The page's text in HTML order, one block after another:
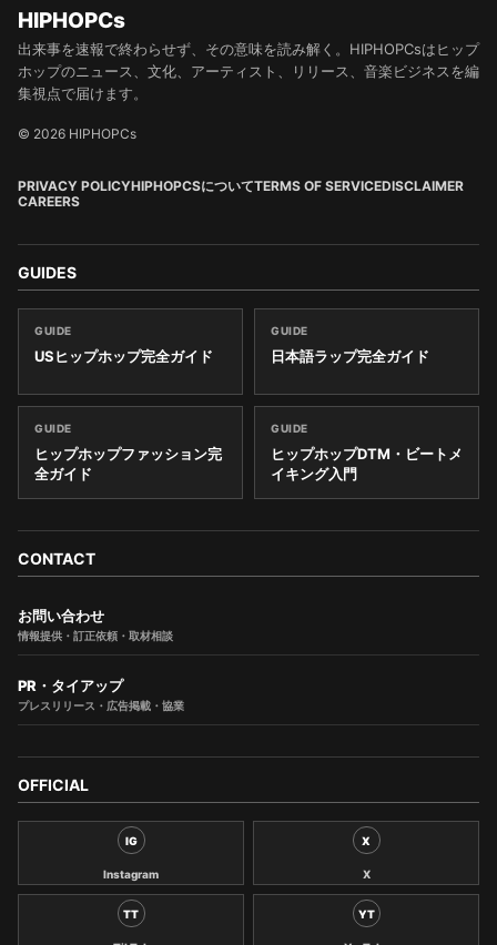
HIPHOPCs
出来事を速報で終わらせず、その意味を読み解く。HIPHOPCsはヒップ
ホップのニュース、文化、アーティスト、リリース、音楽ビジネスを編
集視点で届けます。
© 2026 HIPHOPCs
PRIVACY POLICYHIPHOPCSについてTERMS OF SERVICEDISCLAIMER
CAREERS
GUIDES
GUIDE
USヒップホップ完全ガイド
GUIDE
日本語ラップ完全ガイド
GUIDE
ヒップホップファッション完
全ガイド
GUIDE
ヒップホップDTM・ビートメ
イキング入門
CONTACT
お問い合わせ
情報提供・訂正依頼・取材相談
PR・タイアップ
プレスリリース・広告掲載・協業
OFFICIAL
IG
Instagram
X
X
TT YT